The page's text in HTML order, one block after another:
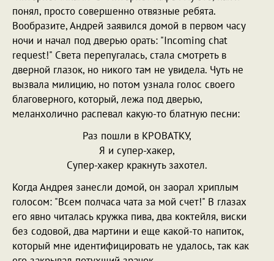
понял, просто совершенно отвязные ребята.
Вообразите, Андрей заявился домой в первом часу
ночи и начал под дверью орать: "Incoming chat
request!" Света перепугалась, стала смотреть в
дверной глазок, но никого там не увидела. Чуть не
вызвала милицию, но потом узнала голос своего
благоверного, который, лежа под дверью,
меланхолично распевал какую-то блатную песни:
Раз пошли в КРОВАТКУ,
Я и супер-хакер,
Супер-хакер кракнуть захотел.
Когда Андрея занесли домой, он заорал хриплым
голосом: "Всем полчаса чата за мой счет!" В глазах
его явно читалась кружка пива, два коктейля, виски
без содовой, два мартини и еще какой-то напиток,
который мне идентифицировать не удалось, так как